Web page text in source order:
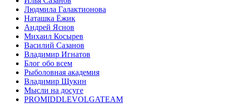
Людмила Галактионова
Наташка Ёжик
Андрей Яснов
Михаил Косырев
Василий Сазанов
Владимир Игнатов
Блог обо всем
Рыболовная академия
Владимир Щукин
Мысли на досуге
PROMIDDLEVOLGATEAM